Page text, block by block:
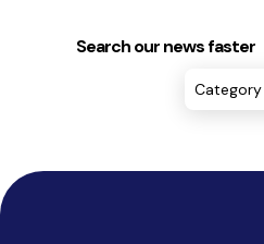
Search our news faster
Category